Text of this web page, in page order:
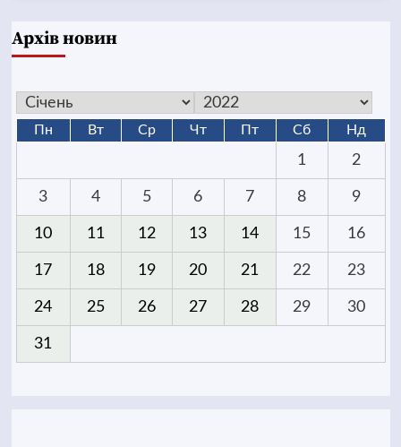
Архів новин
Пн Вт Ср Чт Пт Сб Нд
1 2
3 4 5 6 7 8 9
10 11 12 13 14 15 16
17 18 19 20 21 22 23
24 25 26 27 28 29 30
31